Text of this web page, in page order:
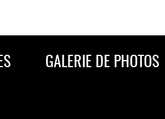
GALERIE DE PHOTOS